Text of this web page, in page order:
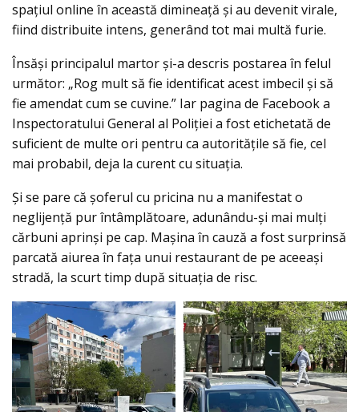
spațiul online în această dimineață și au devenit virale,
fiind distribuite intens, generând tot mai multă furie.
Însăși principalul martor și-a descris postarea în felul
următor: „Rog mult să fie identificat acest imbecil și să
fie amendat cum se cuvine.” Iar pagina de Facebook a
Inspectoratului General al Poliției a fost etichetată de
suficient de multe ori pentru ca autoritățile să fie, cel
mai probabil, deja la curent cu situația.
Și se pare că șoferul cu pricina nu a manifestat o
neglijență pur întâmplătoare, adunându-și mai mulți
cărbuni aprinși pe cap. Mașina în cauză a fost surprinsă
parcată aiurea în fața unui restaurant de pe aceeași
stradă, la scurt timp după situația de risc.